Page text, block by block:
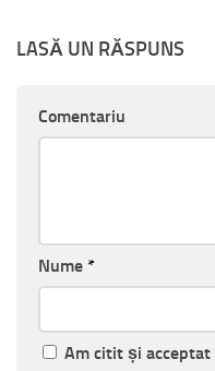
LASĂ UN RĂSPUNS
Comentariu
Nume *
Am citit și acceptat